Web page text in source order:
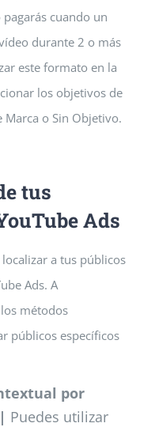
cuando un
durante 2 o más
este formato en la
los objetivos de
Marca o Sin Objetivo.
tus
Ads
a tus públicos
Ads. A
métodos
públicos específicos
por
Puedes utilizar